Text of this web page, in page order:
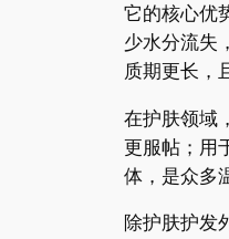
它的核心优
少水分流失
质期更长，
在护肤领域
更服帖；用
体，是众多
除护肤护发